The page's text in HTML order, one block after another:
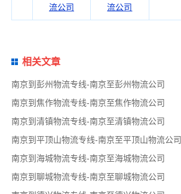
流公司
流公司
相关文章
南京到彭州物流专线-南京至彭州物流公司
南京到焦作物流专线-南京至焦作物流公司
南京到清镇物流专线-南京至清镇物流公司
南京到平顶山物流专线-南京至平顶山物流公司
南京到海城物流专线-南京至海城物流公司
南京到聊城物流专线-南京至聊城物流公司